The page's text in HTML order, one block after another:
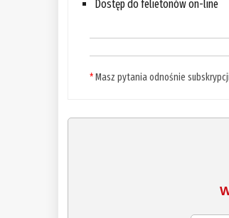
Dostęp do felietonów on-line
*Masz pytania odnośnie